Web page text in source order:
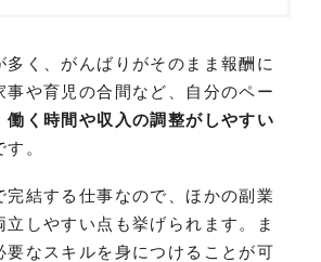
多く、がんばりがそのまま報酬に
事や育児の合間など、自分のペー
働く時間や収入の調整がしやすい
。
完結する仕事なので、ほかの副業
立しやすい点も挙げられます。ま
要なスキルを身につけることが可